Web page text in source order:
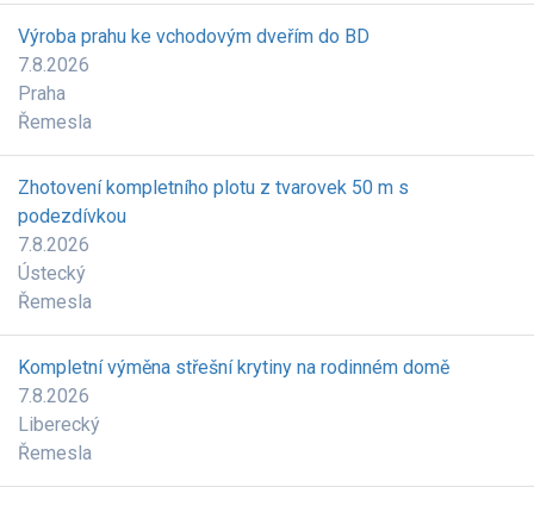
Výroba prahu ke vchodovým dveřím do BD
7.8.2026
Praha
Řemesla
Zhotovení kompletního plotu z tvarovek 50 m s
podezdívkou
7.8.2026
Ústecký
Řemesla
Kompletní výměna střešní krytiny na rodinném domě
7.8.2026
Liberecký
Řemesla